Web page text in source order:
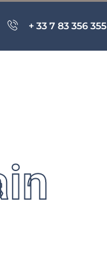
+ 33 7 83 356 355